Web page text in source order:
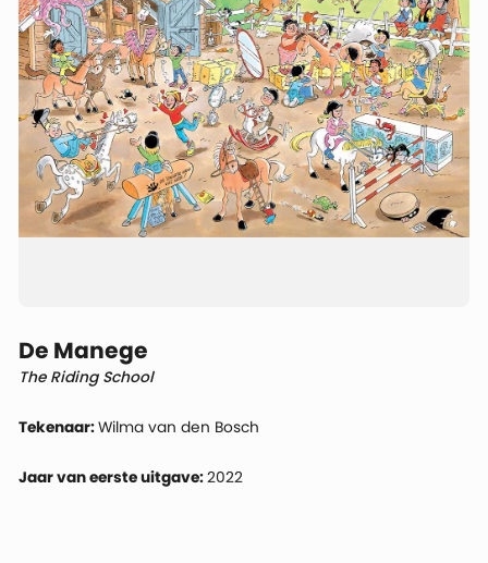
De Manege
The Riding School
Tekenaar:Wilma van den Bosch
Jaar van eerste uitgave:2022